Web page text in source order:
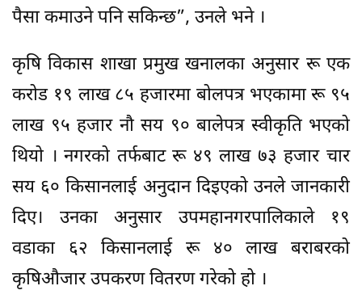
पैसा कमाउने पनि सकिन्छ”, उनले भने ।
कृषि विकास शाखा प्रमुख खनालका अनुसार रू एक
करोड १९ लाख ८५ हजारमा बोलपत्र भएकामा रू ९५
लाख ९५ हजार नौ सय ९० बालेपत्र स्वीकृति भएको
थियो । नगरको तर्फबाट रू ४९ लाख ७३ हजार चार
सय ६० किसानलाई अनुदान दिइएको उनले जानकारी
दिए। उनका अनुसार उपमहानगरपालिकाले १९
वडाका ६२ किसानलाई रू ४० लाख बराबरको
कृषिऔजार उपकरण वितरण गरेको हो ।